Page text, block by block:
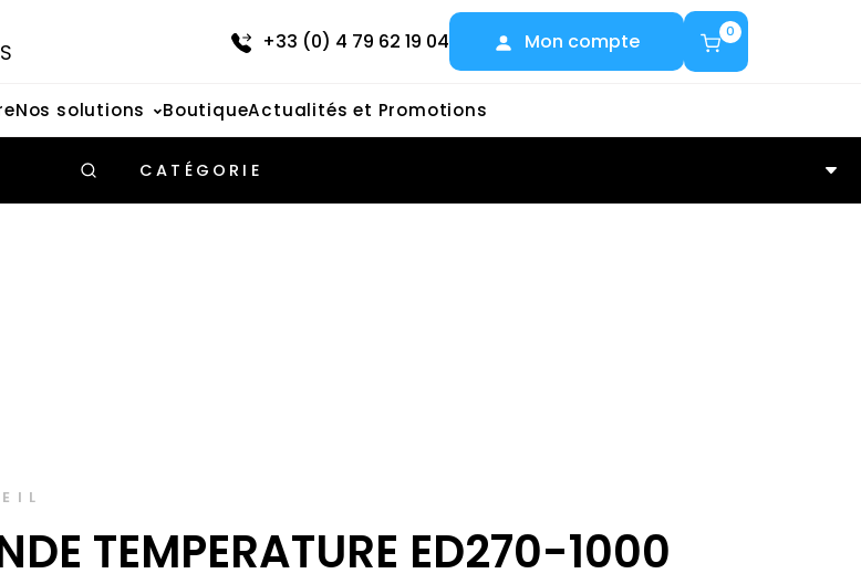
+33 (0) 4 79 62 19 04 Mon compte 0
Nos solutions BoutiqueActualités et Promotions
CATÉGORIE
TEMPERATURE ED270-1000